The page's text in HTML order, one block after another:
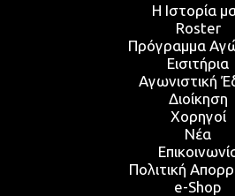
Η Ιστορία
Roster
Πρόγραμμα
Εισιτήρια
Αγωνιστική
Διοίκηση
Χορηγοί
Νέα
Πολιτική
e-Shop